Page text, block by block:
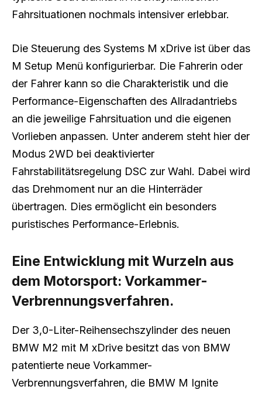
Fahrsituationen nochmals intensiver erlebbar.
Die Steuerung des Systems M xDrive ist über das
M Setup Menü konfigurierbar. Die Fahrerin oder
der Fahrer kann so die Charakteristik und die
Performance-Eigenschaften des Allradantriebs
an die jeweilige Fahrsituation und die eigenen
Vorlieben anpassen. Unter anderem steht hier der
Modus 2WD bei deaktivierter
Fahrstabilitätsregelung DSC zur Wahl. Dabei wird
das Drehmoment nur an die Hinterräder
übertragen. Dies ermöglicht ein besonders
puristisches Performance-Erlebnis.
Eine Entwicklung mit Wurzeln aus
dem Motorsport: Vorkammer-
Verbrennungsverfahren.
Der 3,0-Liter-Reihensechszylinder des neuen
BMW M2 mit M xDrive besitzt das von BMW
patentierte neue Vorkammer-
Verbrennungsverfahren, die BMW M Ignite